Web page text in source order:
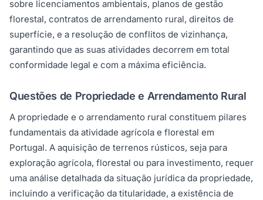
sobre licenciamentos ambientais, planos de gestão
florestal, contratos de arrendamento rural, direitos de
superfície, e a resolução de conflitos de vizinhança,
garantindo que as suas atividades decorrem em total
conformidade legal e com a máxima eficiência.
Questões de Propriedade e Arrendamento Rural
A propriedade e o arrendamento rural constituem pilares
fundamentais da atividade agrícola e florestal em
Portugal. A aquisição de terrenos rústicos, seja para
exploração agrícola, florestal ou para investimento, requer
uma análise detalhada da situação jurídica da propriedade,
incluindo a verificação da titularidade, a existência de